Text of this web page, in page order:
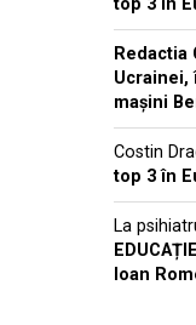
top 3 în
Redactia
Ucrainei,
mașini
Costin
top 3 în
La
Ioan